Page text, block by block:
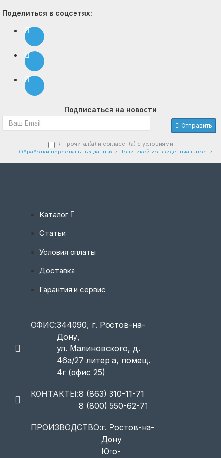
Поделиться в соцсетях:
Подписаться на новости
Отправить
Я прочитал(а) и согласен(а) с условиями
Обработки персональных данныхи Политикой конфиденциальности
Каталог
Статьи
Условия оплаты
Доставка
Гарантия и сервис
ОФИС:344090, г. Ростов-на-
Дону,
ул. Малиновского, д.
46а/27 литер а, помещ.
4г (офис 25)
КОНТАКТЫ:8 (863) 310-11-71
8 (800) 550-62-71
ПРОИЗВОДСТВО:г. Ростов-на-
Дону
Юго-